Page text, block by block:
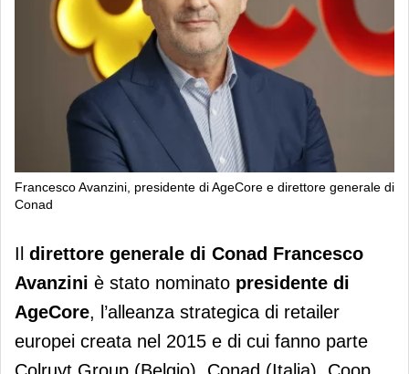
Francesco Avanzini, presidente di AgeCore e direttore generale di
Conad
Francesco Avanzini (Conad)
nominato nuovo presidente di
AgeCore
Il direttore generale di Conad Francesco
Avanzini è stato nominato presidente di
AgeCore, l’alleanza strategica di retailer
europei creata nel 2015 e di cui fanno parte
Colruyt Group (Belgio), Conad (Italia), Coop